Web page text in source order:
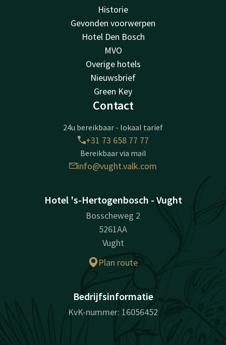
Historie
Gevonden voorwerpen
Hotel Den Bosch
MVO
Overige hotels
Nieuwsbrief
Green Key
Contact
24u bereikbaar - lokaal tarief
+31 73 658 77 77
Bereikbaar via mail
info@vught.valk.com
Hotel 's-Hertogenbosch - Vught
Bosscheweg 2
5261AA
Vught
Plan route
Bedrijfsinformatie
KvK-nummer: 16056452